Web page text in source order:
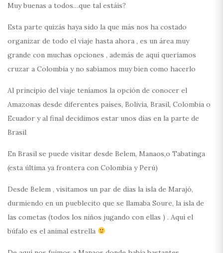
Muy buenas a todos…que tal estáis?
Esta parte quizás haya sido la que más nos ha costado
organizar de todo el viaje hasta ahora , es un área muy
grande con muchas opciones , además de aquí queríamos
cruzar a Colombia y no sabíamos muy bien como hacerlo
Al principio del viaje teníamos la opción de conocer el
Amazonas desde diferentes países, Bolivia, Brasil, Colombia o
Ecuador y al final decidimos estar unos días en la parte de
Brasil
En Brasil se puede visitar desde Belem, Manaos,o Tabatinga
(esta última ya frontera con Colombia y Perú)
Desde Belem , visitamos un par de días la isla de Marajó,
durmiendo en un pueblecito que se llamaba Soure, la isla de
las cometas (todos los niños jugando con ellas ) . Aquí el
búfalo es el animal estrella